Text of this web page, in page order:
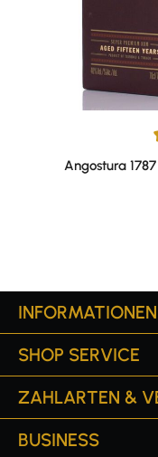
Durchschnittliche
Angostura
INFORMATIONEN
SHOP SERVICE
ZAHLARTEN &
BUSINESS